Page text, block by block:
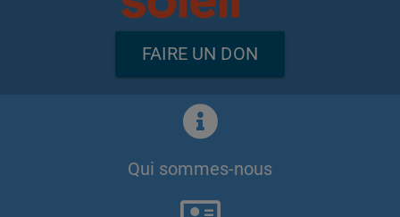
FAIRE UN DON
Qui sommes-nous